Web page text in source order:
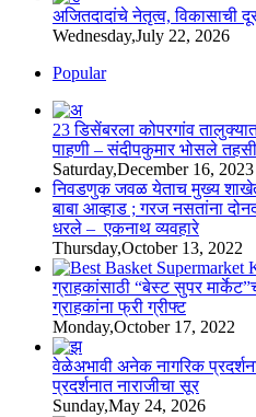
अजितदादांचे नेतृत्व, विकासाची
Wednesday,July 22, 2026
Popular
23 डिसेंबरला कोपरगांव
पाहणी – संदीपकुमार भोसले
Saturday,December 16, 2023
निवडणुक जवळ येताच मुख्य शाखेत
बाबा आव्हाड ; गरज नसतांना
धरले – एकनाथ व्यवहारे
Thursday,October 13, 2022
ग्राहकांसाठी “बेस्ट सुपर
ग्राहकांना फ्री ग्रीफ्ट
Monday,October 17, 2022
वेळेअभावी अनेक नागरिक
प्रदर्शनात नाराजीचा सूर
Sunday,May 24, 2026